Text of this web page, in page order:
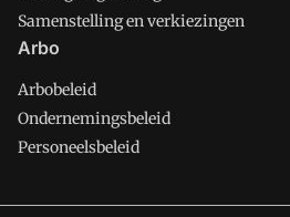
Samenstelling en verkiezingen
Arbo
Arbobeleid
Ondernemingsbeleid
Personeelsbeleid